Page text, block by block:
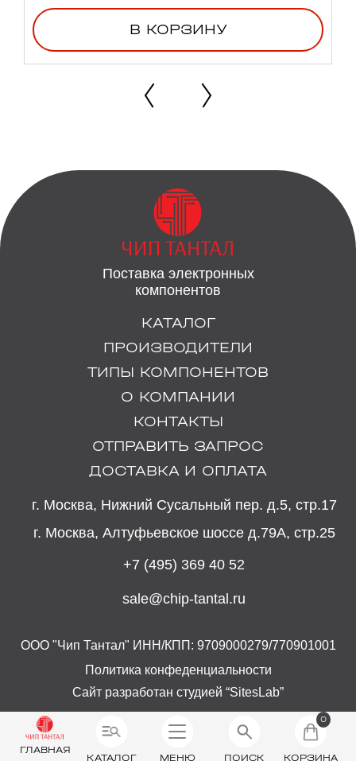
В КОРЗИНУ
Поставка электронных
компонентов
КАТАЛОГ
ПРОИЗВОДИТЕЛИ
ТИПЫ КОМПОНЕНТОВ
О КОМПАНИИ
КОНТАКТЫ
ОТПРАВИТЬ ЗАПРОС
ДОСТАВКА И ОПЛАТА
г. Москва, Нижний Сусальный пер. д.5, стр.17
г. Москва, Алтуфьевское шоссе д.79А, стр.25
+7 (495) 369 40 52
sale@chip-tantal.ru
ООО "Чип Тантал" ИНН/КПП: 9709000279/770901001
Политика конфеденциальности
Сайт разработан студией “SitesLab”
ГЛАВНАЯ
КАТАЛОГ МЕНЮ ПОИСК
0
КОРЗИНА